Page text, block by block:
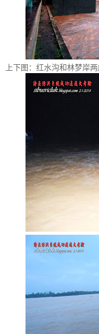
上下图：红水沟和林梦岸